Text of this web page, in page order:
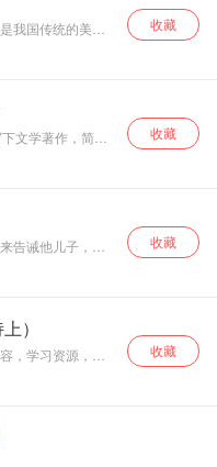
我国传统的美
部书，传为孔子
，天之经也，地
德之本，认为“人
治理国家，臣民
次将孝与忠联系
大，并把“孝”的
张
“身体发肤，受
“立身行道，扬名
收藏
文学著作，简约
盏明灯指引着人
宛如美酒一般沁
收藏
告诫他儿子，后
」这本书。他教
真相，明辨善恶
读的好书。
收藏
）
，学习资源，如
收藏